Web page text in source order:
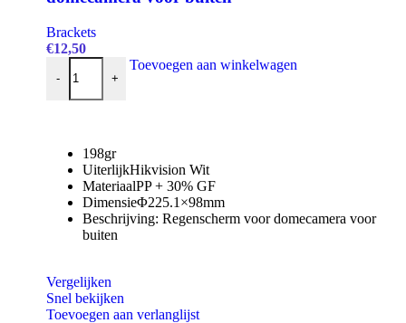
Brackets
€12,50
-
Hikvision DS-1253ZJ-L Regenscherm voor domecamera
+
Toevoegen aan winkelwagen
198gr
UiterlijkHikvision Wit
MateriaalPP + 30% GF
DimensieΦ225.1×98mm
Beschrijving:Regenscherm voor domecamera voor
buiten
Vergelijken
Snel bekijken
Toevoegen aan verlanglijst